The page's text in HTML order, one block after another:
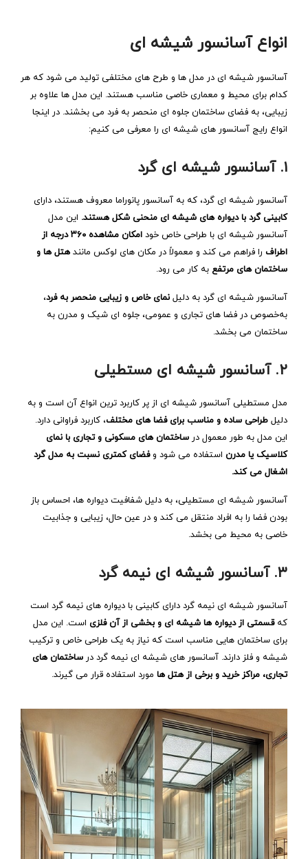
انواع آسانسور شیشه ‌ای
آسانسور شیشه ‌ای در مدل ‌ها و طرح ‌های مختلفی تولید می ‌شود که هر
کدام برای محیط و معماری خاصی مناسب هستند. این مدل ‌ها علاوه بر
زیبایی، به فضای ساختمان جلوه ‌ای منحصر به فرد می ‌بخشند. در اینجا
انواع رایج آسانسور های شیشه ‌ای را معرفی می ‌کنیم:
۱. آسانسور شیشه ‌ای گرد
آسانسور شیشه‌ ای گرد، که به آسانسور پانوراما معروف هستند، دارای
کابینی گرد با دیواره‌ های شیشه‌ ای منحنی ‌شکل هستند. این مدل
آسانسور شیشه ای با طراحی خاص خود
امکان مشاهده ۳۶۰ درجه از
اطراف را فراهم می ‌کند و معمولاً در مکان ‌های لوکس مانند هتل ‌ها و
ساختمان ‌های مرتفع به کار می‌ رود.
آسانسور شیشه ‌ای گرد به دلیل نمای خاص و زیبایی منحصر به فرد،
به‌خصوص در فضا های تجاری و عمومی، جلوه‌ ای شیک و مدرن به
ساختمان می ‌بخشد.
۲. آسانسور شیشه ‌ای مستطیلی
مدل مستطیلی آسانسور شیشه ‌ای از پر کاربرد ترین انواع آن است و به
دلیل طراحی ساده و مناسب برای فضا های مختلف، کاربرد فراوانی دارد.
این مدل به ‌طور معمول در ساختمان ‌های مسکونی و تجاری با نمای
کلاسیک یا مدرن استفاده می ‌شود وفضای کمتری نسبت به مدل گرد
اشغال می ‌کند.
آسانسور شیشه ‌ای مستطیلی، به دلیل شفافیت دیواره‌ ها، احساس باز
بودن فضا را به افراد منتقل می ‌کند و در عین حال، زیبایی و جذابیت
خاصی به محیط می‌ بخشد.
۳. آسانسور شیشه ‌ای نیمه‌ گرد
آسانسور شیشه‌ ای نیمه‌ گرد دارای کابینی با دیواره ‌های نیمه‌ گرد است
کهقسمتی از دیواره‌ ها شیشه ‌ای و بخشی از آن فلزی است. این مدل
برای ساختمان ‌هایی مناسب است که نیاز به یک طراحی خاص و ترکیب
شیشه و فلز دارند. آسانسور های شیشه ‌ای نیمه ‌گرد در ساختمان ‌های
تجاری، مراکز خرید و برخی از هتل ‌ها مورد استفاده قرار می‌ گیرند.